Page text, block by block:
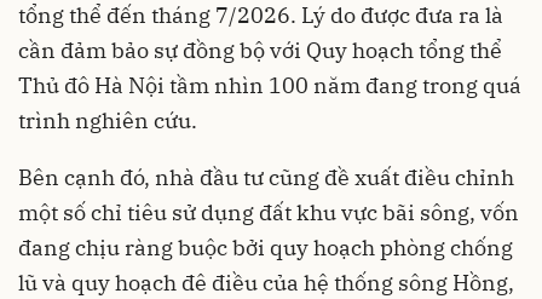
tổng thể đến tháng 7/2026. Lý do được đưa ra là
cần đảm bảo sự đồng bộ với Quy hoạch tổng thể
Thủ đô Hà Nội tầm nhìn 100 năm đang trong quá
trình nghiên cứu.
Bên cạnh đó, nhà đầu tư cũng đề xuất điều chỉnh
một số chỉ tiêu sử dụng đất khu vực bãi sông, vốn
đang chịu ràng buộc bởi quy hoạch phòng chống
lũ và quy hoạch đê điều của hệ thống sông Hồng,